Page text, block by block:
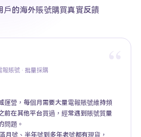
戶的海外賬號購買真實反饋
賬號 · 批量採購
運營，每個月需要大量電報賬號維持頻
前在其他平台買過，經常遇到賬號質量
問題。
月號、半年號到多年老號都有現貨，
特高粉號 · Web3項目推廣
號 · 跨境電商矩陣運營
廣告賬號 · 跨境廣告投放
賬號 · 品牌海外推廣
· Apple ID · AI工具賬號
賬號 · 內容變現
Premium代充 · 個人用戶
批發 · MCN機構